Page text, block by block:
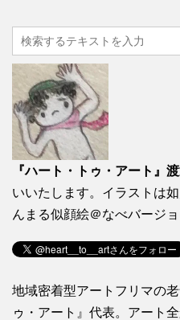
『ハート・トゥ・アート』
いいたします。イラストは
んまる似顔絵＠なべバージョ
地域密着型アートフリマの
ゥ・アート』代表。アート